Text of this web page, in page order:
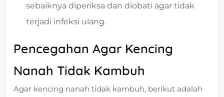
sebaiknya diperiksa dan diobati agar tidak
terjadi infeksi ulang.
Pencegahan Agar Kencing
Nanah Tidak Kambuh
Agar kencing nanah tidak kambuh, berikut adalah